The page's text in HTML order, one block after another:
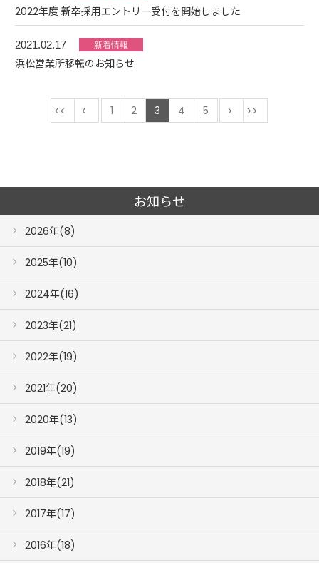
2022年度 新卒採用エントリー受付を開始しました
2021.02.17
浜松営業所移転のお知らせ
最初 前1 2 3 4 5 次
お知らせ
2026年(8)
2025年(10)
2024年(16)
2023年(21)
2022年(19)
2021年(20)
2020年(13)
2019年(19)
2018年(21)
2017年(17)
2016年(18)